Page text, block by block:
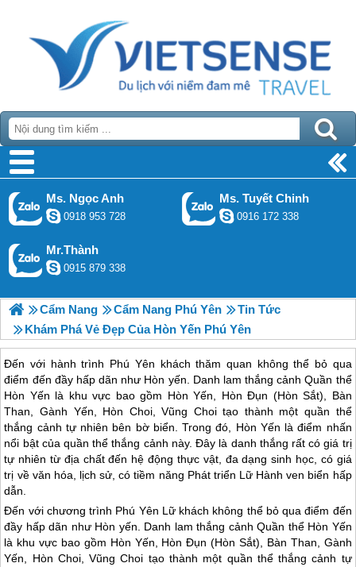
Ms. Ngọc Anh
0918 953 728
Ms. Tuyết Chinh
0916 172 338
Mr.Thành
0915 879 338
Cẩm Nang Cẩm Nang Phú Yên
Tin Tức
Khám Phá Vẻ Đẹp Của Hòn Yến Phú Yên
Đến với hành trình Phú Yên khách thăm quan không thể bỏ qua
điểm đến đầy hấp dãn như Hòn yến. Danh lam thắng cảnh Quần thể
Hòn Yến là khu vực bao gồm Hòn Yến, Hòn Đụn (Hòn Sắt), Bàn
Than, Gành Yến, Hòn Choi, Vũng Choi tạo thành một quần thể
thắng cảnh tự nhiên bên bờ biển. Trong đó, Hòn Yến là điểm nhấn
nổi bật của quần thể thắng cảnh này. Đây là danh thắng rất có giá trị
tự nhiên từ địa chất đến hệ động thực vật, đa dạng sinh học, có giá
trị về văn hóa, lịch sử, có tiềm năng Phát triển Lữ Hành ven biển hấp
dẫn.
Đến với chương trình Phú Yên Lữ khách không thể bỏ qua điểm đến
đầy hấp dãn như Hòn yến. Danh lam thắng cảnh Quần thể Hòn Yến
là khu vực bao gồm Hòn Yến, Hòn Đụn (Hòn Sắt), Bàn Than, Gành
Yến, Hòn Choi, Vũng Choi tạo thành một quần thể thắng cảnh tự